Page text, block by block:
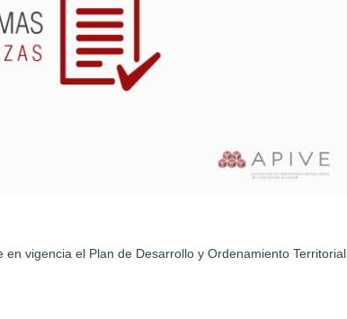
vigencia el Plan de Desarrollo y Ordenamiento Territorial